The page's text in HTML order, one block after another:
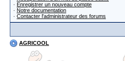
· Enregistrer un nouveau compte
· Notre documentation
· Contacter l'administrateur des forums
AGRICOOL